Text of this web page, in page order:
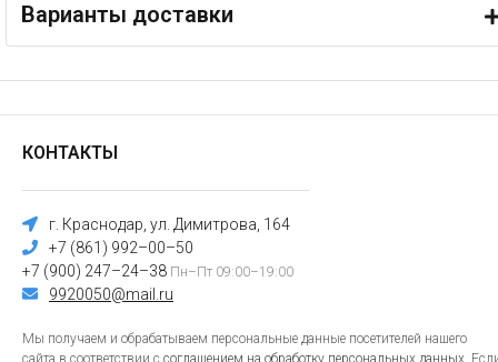
Варианты доставки
КОНТАКТЫ
г. Краснодар, ул. Димитрова, 164
+7 (861) 992–00–50
+7 (900) 247–24–38 Пн–Пт 09:00–19:00
9920050@mail.ru
Мы получаем и обрабатываем персональные данные посетителей нашего
сайта в соответствии с соглашением на обработку персональных данных.